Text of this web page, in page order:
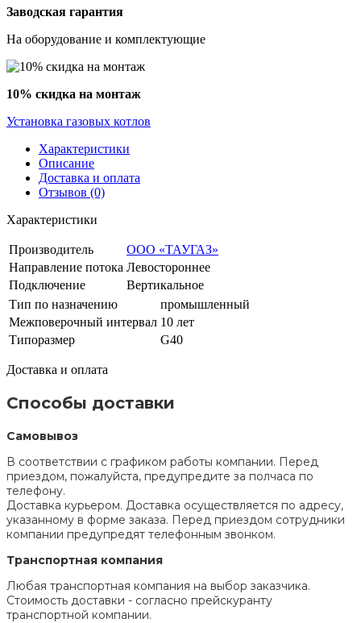
Заводская гарантия
На оборудование и комплектующие
10% скидка на монтаж
Установка газовых котлов
Характеристики
Описание
Доставка и оплата
Отзывов (0)
Характеристики
Производитель
ООО «ТАУГАЗ»
Направление потока Левостороннее
Подключение
Вертикальное
Тип по назначению
промышленный
Межповерочный интервал 10 лет
Типоразмер
G40
Доставка и оплата
Способы доставки
Самовывоз
В соответствии с графиком работы компании. Перед
приездом, пожалуйста, предупредите за полчаса по
телефону.
Доставка курьером. Доставка осуществляется по адресу,
указанному в форме заказа. Перед приездом сотрудники
компании предупредят телефонным звонком.
Транспортная компания
Любая транспортная компания на выбор заказчика.
Стоимость доставки - согласно прейскуранту
транспортной компании.